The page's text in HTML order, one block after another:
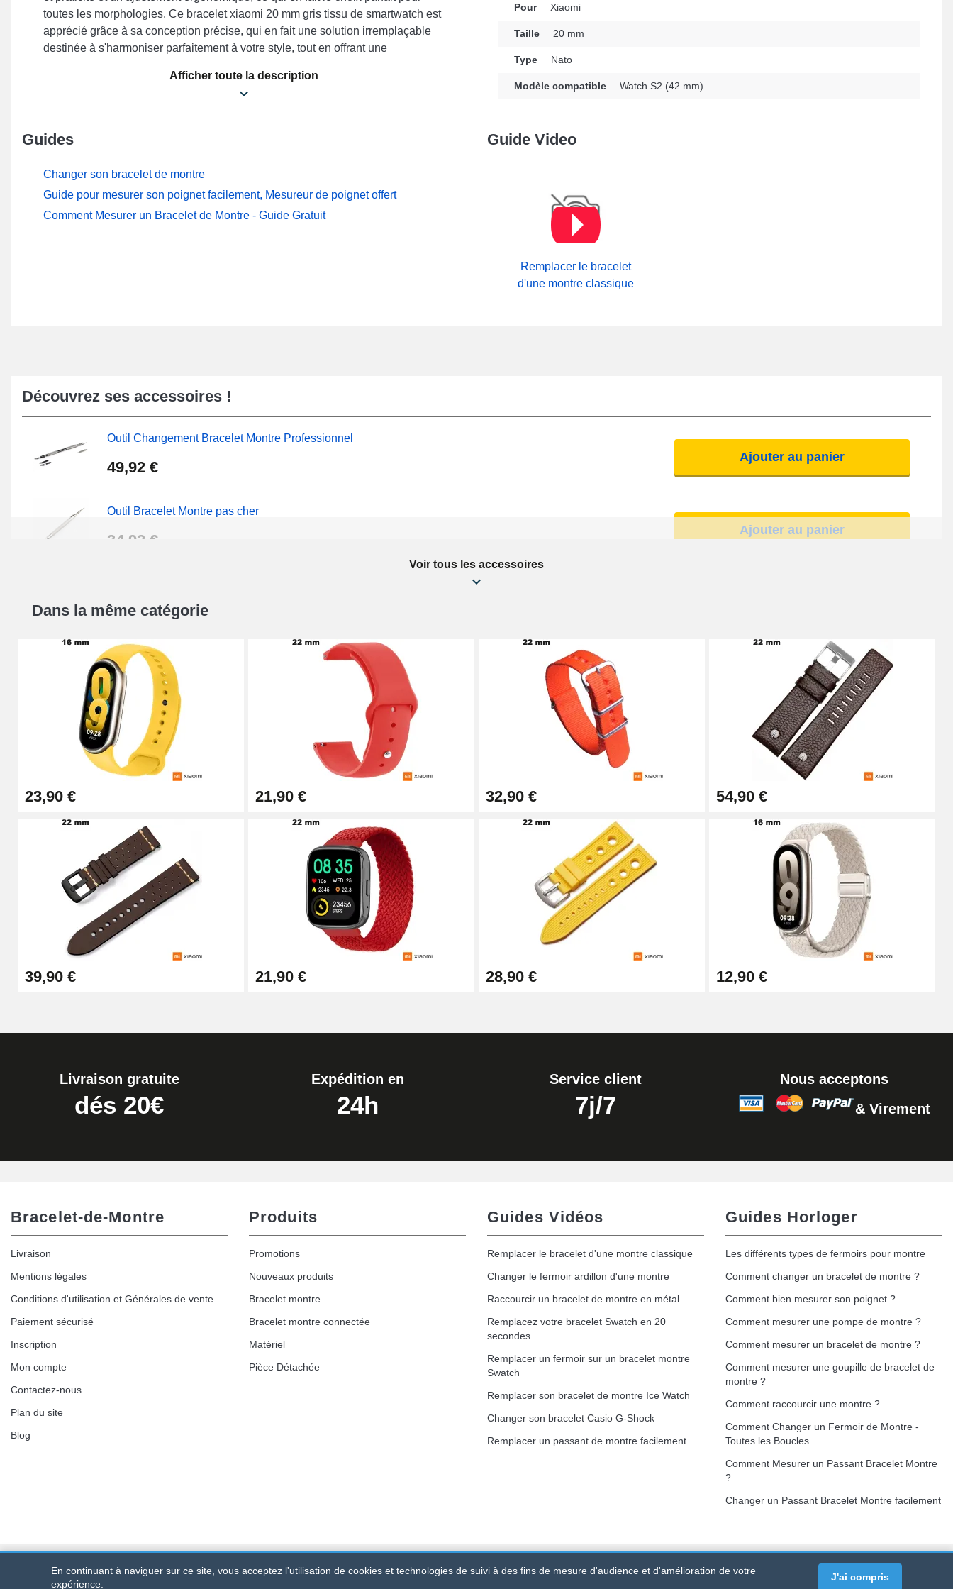
toutes les morphologies. Ce bracelet xiaomi 20 mm gris tissu de smartwatch est
apprécié grâce à sa conception précise, qui en fait une solution irremplaçable
destinée à s'harmoniser parfaitement à votre style, tout en offrant une
une simplicité raffinée et cela rehausse subtilement votre garde-robe, combinant
esthétique soignée et durabilité afin de combler les attentes des adeptes de
compatibilité maximale et convient pour les modèles Watch S2 (42 mm) de la
idéalement à la référence spécifique Watch S2 (42 mm) avec un confort durable.
Afficher toute la description
Pour Xiaomi
Taille 20 mm
Type Nato
Modèle compatible Watch S2 (42 mm)
Guides
Changer son bracelet de montre
Guide pour mesurer son poignet facilement, Mesureur de poignet offert
Comment Mesurer un Bracelet de Montre - Guide Gratuit
Guide Video
Remplacer le bracelet
d'une montre classique
Découvrez ses accessoires !
Outil Changement Bracelet Montre Professionnel
49,92 €
Ajouter au panier
Outil Bracelet Montre pas cher
34,92 €
Ajouter au panier
16,90 €
Pied à Coulisse Numérique
9,90 €
Ajouter au panier
Kit Horlogerie Débutant
26,90 €
Ajouter au panier
Boîte Pompe Bracelet Montre - Diamètre 1,50 mm - 8 à 25 mm
14,08 €
Ajouter au panier
Boîte Pompe pour Bracelet Montre - Diamètre 1,80 mm - 8 à 25 mm
19,90 €
Ajouter au panier
Extracteur de Bracelet de Montre Facile
Ajouter au panier
Voir tous les accessoires
Dans la même catégorie
23,90 € 21,90 € 32,90 € 54,90 €
39,90 € 21,90 € 28,90 € 12,90 €
Livraison gratuite
dés 20€
Expédition en
24h
Service client
7j/7
Nous acceptons
& Virement
Bracelet-de-Montre
Livraison
Mentions légales
Conditions d'utilisation et Générales de vente
Paiement sécurisé
Inscription
Mon compte
Contactez-nous
Plan du site
Blog
Produits
Promotions
Nouveaux produits
Bracelet montre
Bracelet montre connectée
Matériel
Pièce Détachée
Guides Vidéos
Remplacer le bracelet d'une montre classique
Changer le fermoir ardillon d'une montre
Raccourcir un bracelet de montre en métal
Remplacez votre bracelet Swatch en 20
secondes
Remplacer un fermoir sur un bracelet montre
Swatch
Remplacer son bracelet de montre Ice Watch
Changer son bracelet Casio G-Shock
Remplacer un passant de montre facilement
Guides Horloger
Les différents types de fermoirs pour montre
Comment changer un bracelet de montre ?
Comment bien mesurer son poignet ?
Comment mesurer une pompe de montre ?
Comment mesurer un bracelet de montre ?
Comment mesurer une goupille de bracelet de
montre ?
Comment raccourcir une montre ?
Comment Changer un Fermoir de Montre -
Toutes les Boucles
Comment Mesurer un Passant Bracelet Montre
?
Changer un Passant Bracelet Montre facilement
Bracelet-de-montre.com© 2026Tous droits réservés- SIRET: 520 247 727 000 57 -Plateforme Juridique : BP 20075 - 31121 PORTET PDC - France Métropolitaine Vente en ligne uniquement
En continuant à naviguer sur ce site, vous acceptez l'utilisation de cookies et technologies de suivi à des fins de mesure d'audience et d'amélioration de votre
expérience.
J'ai compris